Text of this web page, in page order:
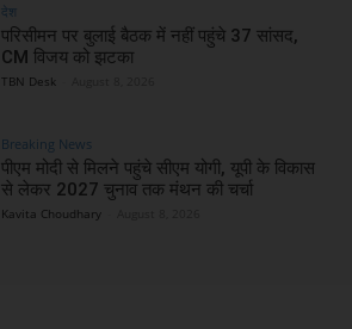
देश
परिसीमन पर बुलाई बैठक में नहीं पहुंचे 37 सांसद,
CM विजय को झटका
TBN Desk
Breaking News
पीएम मोदी से मिलने पहुंचे सीएम योगी, यूपी के विकास
से लेकर 2027 चुनाव तक मंथन की चर्चा
Kavita Choudhary